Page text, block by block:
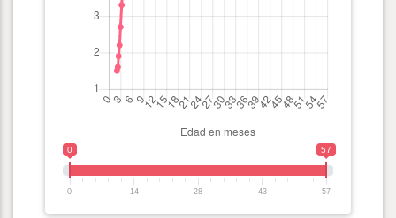
0 57
0 14 28 43 57